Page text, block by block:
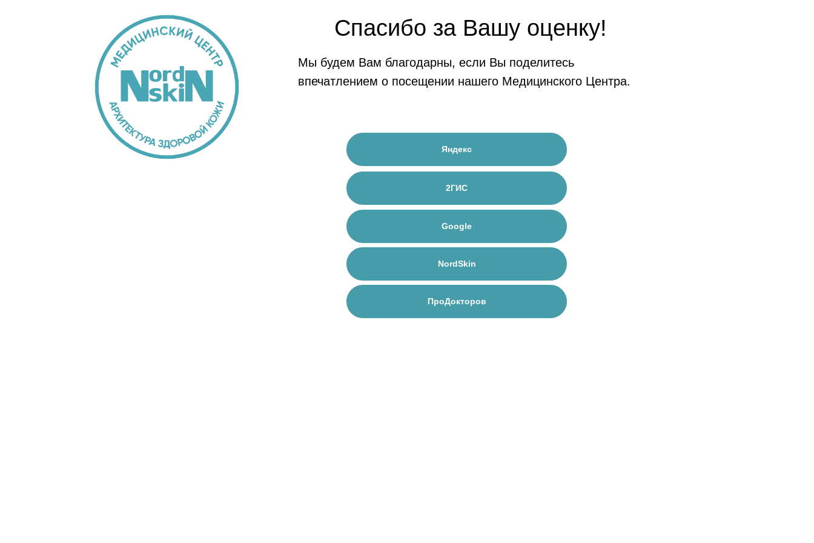
Спасибо за Вашу оценку!
Мы будем Вам благодарны, если Вы поделитесь
впечатлением о посещении нашего Медицинского Центра.
ПроДокторов
NordSkin
Google
2ГИС
Яндекс